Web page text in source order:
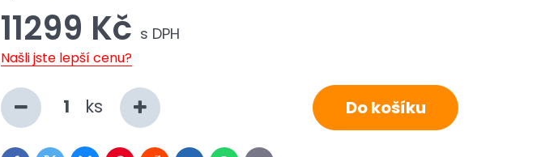
11299 Kč s DPH
Našli jste lepší cenu?
ks Do košíku